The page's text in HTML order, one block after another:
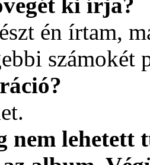
én írtam,
számokét
nem lehetett